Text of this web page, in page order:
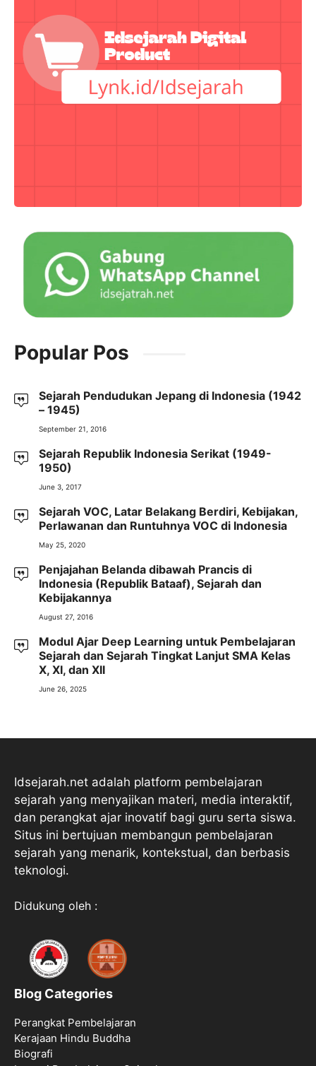
Popular Pos
Sejarah Pendudukan Jepang di Indonesia (1942
– 1945)
September 21, 2016
Sejarah Republik Indonesia Serikat (1949-
1950)
June 3, 2017
Sejarah VOC, Latar Belakang Berdiri, Kebijakan,
Perlawanan dan Runtuhnya VOC di Indonesia
May 25, 2020
Penjajahan Belanda dibawah Prancis di
Indonesia (Republik Bataaf), Sejarah dan
Kebijakannya
August 27, 2016
Modul Ajar Deep Learning untuk Pembelajaran
Sejarah dan Sejarah Tingkat Lanjut SMA Kelas
X, XI, dan XII
June 26, 2025
Idsejarah.net adalah platform pembelajaran
sejarah yang menyajikan materi, media interaktif,
dan perangkat ajar inovatif bagi guru serta siswa.
Situs ini bertujuan membangun pembelajaran
sejarah yang menarik, kontekstual, dan berbasis
teknologi.
Didukung oleh :
Blog Categories
Perangkat Pembelajaran
Kerajaan Hindu Buddha
Biografi